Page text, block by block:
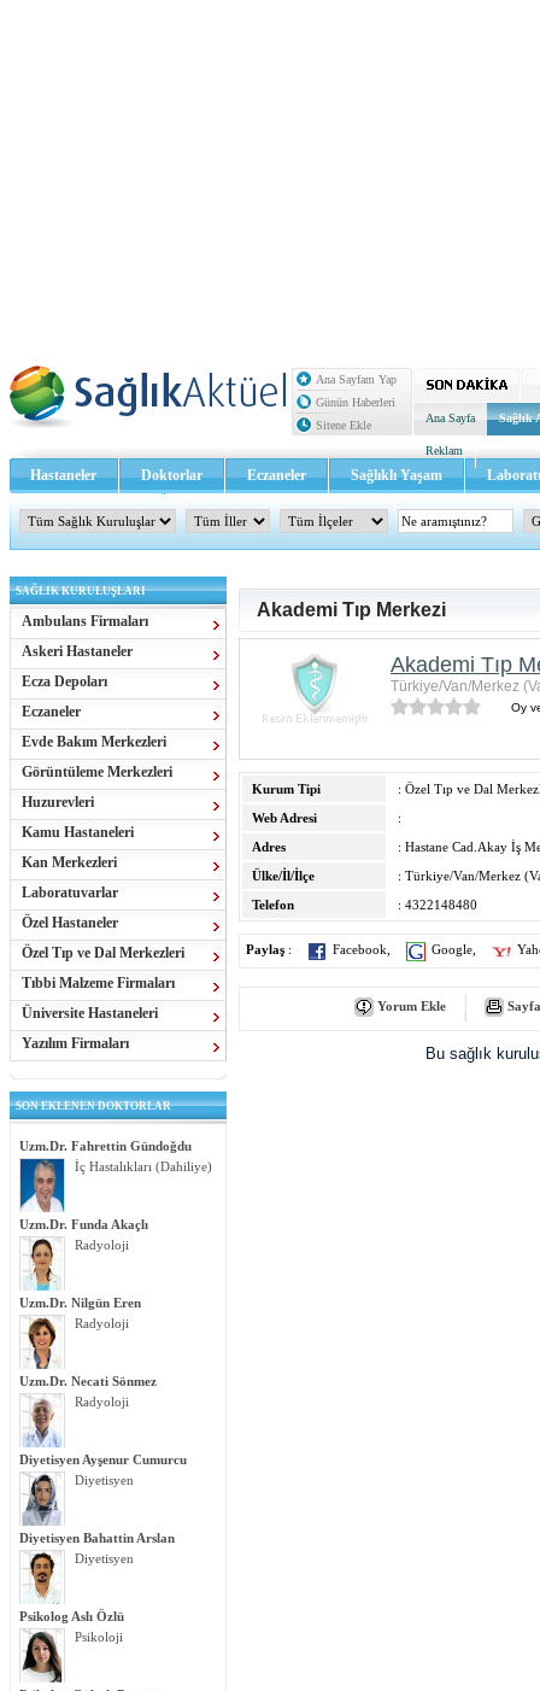
Ana Sayfam Yap
Günün Haberleri
Sitene Ekle
Ana Sayfa Sağlık
Reklam
Hastaneler Doktorlar Eczaneler Sağlıklı Yaşam
Sağlık TV - Video İletişim
SAĞLIK KURULUŞLARI
Ambulans Firmaları
Askeri Hastaneler
Ecza Depoları
Eczaneler
Evde Bakım Merkezleri
Görüntüleme Merkezleri
Huzurevleri
Kamu Hastaneleri
Kan Merkezleri
Laboratuvarlar
Özel Hastaneler
Özel Tıp ve Dal Merkezleri
Tıbbi Malzeme Firmaları
Üniversite Hastaneleri
Yazılım Firmaları
SON EKLENEN DOKTORLAR
Uzm.Dr. Fahrettin Gündoğdu
İç Hastalıkları (Dahiliye)
Uzm.Dr. Funda Akaçlı
Radyoloji
Uzm.Dr. Nilgün Eren
Radyoloji
Uzm.Dr. Necati Sönmez
Radyoloji
Diyetisyen Ayşenur Cumurcu
Diyetisyen
Diyetisyen Bahattin Arslan
Diyetisyen
Psikolog Aslı Özlü
Psikoloji
Akademi Tıp Merkezi
Akademi Tıp
Türkiye/Van/Merkez
Oy
Kurum Tipi
: Özel Tıp ve Dal
Web Adresi
:
Adres
: Hastane Cad.Akay İş
Ülke/İl/İlçe
: Türkiye/Van/Merkez
Telefon
: 4322148480
Paylaş : Facebook Google
Yorum Ekle
Bu sağlık